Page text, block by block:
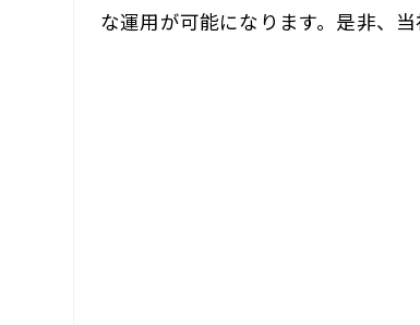
な運用が可能になります。是非、